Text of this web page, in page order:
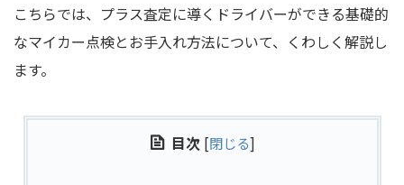
こちらでは、プラス査定に導くドライバーができる基礎的
なマイカー点検とお手入れ方法について、くわしく解説し
ます。
目次 [閉じる]